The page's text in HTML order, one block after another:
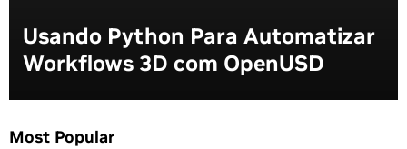
Usando Python Para Automatizar
Workflows 3D com OpenUSD
Most Popular